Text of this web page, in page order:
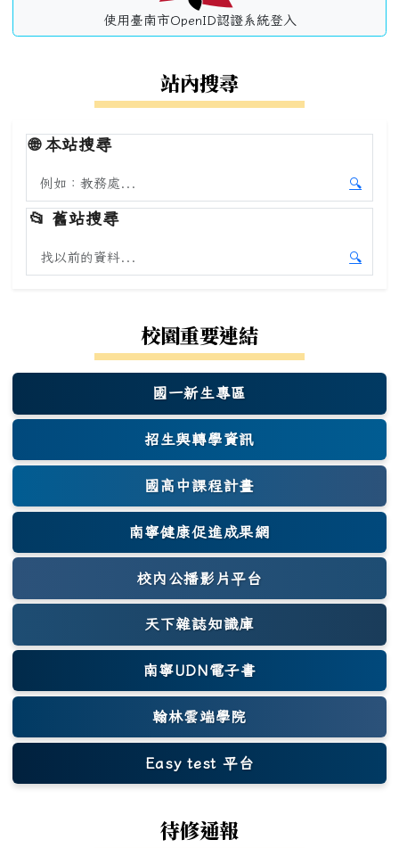
使用臺南市OpenID認證系統登入
站內搜尋
🌐本站搜尋
搜尋本站內容
🔍
開始本
📂 舊站搜尋
搜尋舊站內容
🔍
開始舊
校園重要連結
國一新生專區
(另開新視窗)
招生與轉學資訊
國高中課程計畫
南寧健康促進成果網
(另開新視窗)
校內公播影片平台
天下雜誌知識庫
(另開新視窗)
南寧UDN電子書
翰林雲端學院
Easy test 平台
(另開新視窗)
待修通報